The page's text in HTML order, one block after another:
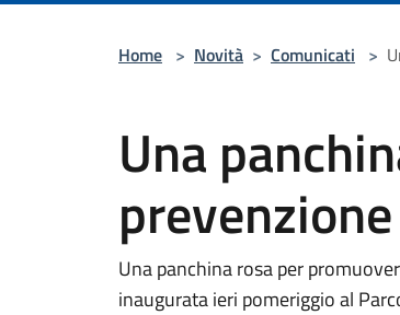
Home > Novità > Comunicati >
Una
Una panchina rosa per
inaugurata ieri pomeriggio al